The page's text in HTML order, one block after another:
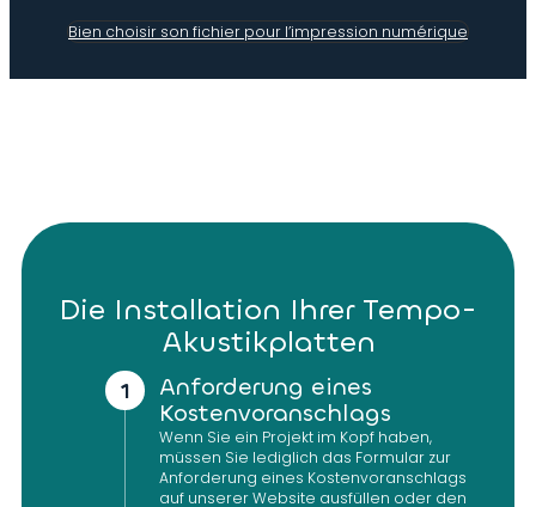
Bien choisir son fichier pour l’impression numérique
Die Installation Ihrer Tempo-
Akustikplatten
Anforderung eines
Kostenvoranschlags
Wenn Sie ein Projekt im Kopf haben,
müssen Sie lediglich das Formular zur
Anforderung eines Kostenvoranschlags
auf unserer Website ausfüllen oder den